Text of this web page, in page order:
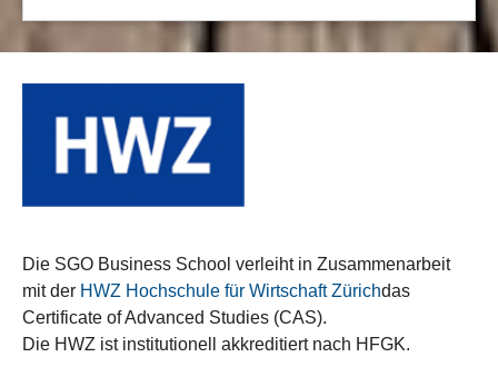
Die SGO Business School verleiht in Zusammenarbeit
mit der HWZ Hochschule für Wirtschaft Zürichdas
Certificate of Advanced Studies (CAS).
Die HWZ ist institutionell akkreditiert nach HFGK.